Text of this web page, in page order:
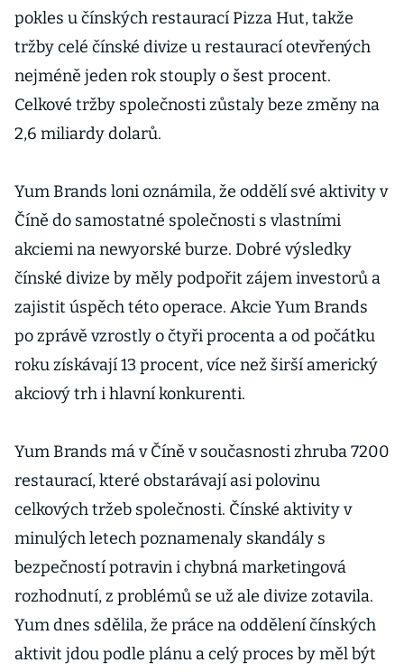
pokles u čínských restaurací Pizza Hut, takže
tržby celé čínské divize u restaurací otevřených
nejméně jeden rok stouply o šest procent.
Celkové tržby společnosti zůstaly beze změny na
2,6 miliardy dolarů.
Yum Brands loni oznámila, že oddělí své aktivity v
Číně do samostatné společnosti s vlastními
akciemi na newyorské burze. Dobré výsledky
čínské divize by měly podpořit zájem investorů a
zajistit úspěch této operace. Akcie Yum Brands
po zprávě vzrostly o čtyři procenta a od počátku
roku získávají 13 procent, více než širší americký
akciový trh i hlavní konkurenti.
Yum Brands má v Číně v současnosti zhruba 7200
restaurací, které obstarávají asi polovinu
celkových tržeb společnosti. Čínské aktivity v
minulých letech poznamenaly skandály s
bezpečností potravin i chybná marketingová
rozhodnutí, z problémů se už ale divize zotavila.
Yum dnes sdělila, že práce na oddělení čínských
aktivit jdou podle plánu a celý proces by měl být